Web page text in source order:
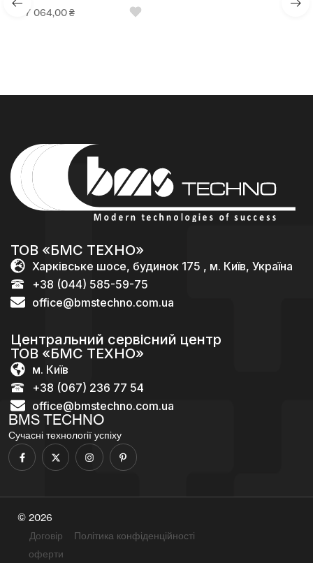
7 064,00₴
BMS TECHNO
Сучасні технології успіху
ТОВ «БМС ТЕХНО»
Харківське шосе, будинок 175 , м. Київ, Україна
+38 (044) 585-59-75
office@bmstechno.com.ua
Центральний сервісний центр
ТОВ «БМС ТЕХНО»
м. Київ
+38 (067) 236 77 54
office@bmstechno.com.ua
© 2026
Договір
оферти
Політика конфіденційності